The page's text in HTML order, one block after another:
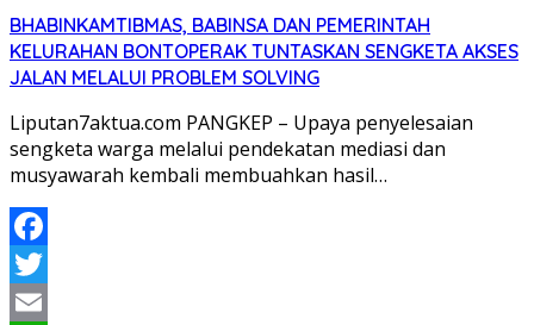
BHABINKAMTIBMAS, BABINSA DAN PEMERINTAH
KELURAHAN BONTOPERAK TUNTASKAN SENGKETA AKSES
JALAN MELALUI PROBLEM SOLVING
Liputan7aktua.com PANGKEP – Upaya penyelesaian
sengketa warga melalui pendekatan mediasi dan
musyawarah kembali membuahkan hasil…
Facebook
Twitter